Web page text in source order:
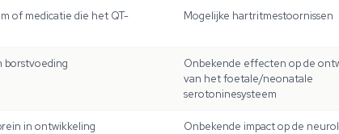
of medicatie die het QT-
Mogelijke hartritmestoornissen
borstvoeding
Onbekende effecten op de
van het foetale/neonatale
serotoninesysteem
in ontwikkeling
Onbekende impact op de